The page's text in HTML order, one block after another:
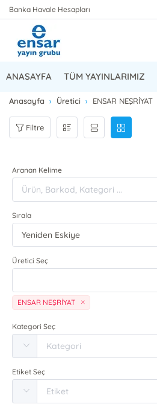
Banka Havale Hesapları
ANASAYFA TÜM YAYINLARIMIZ
Anasayfa Üretici ENSAR NEŞRİYAT
Filtre
Aranan Kelime
Sırala
Üretici Seç
ENSAR NEŞRİYAT
Kategori Seç
Etiket Seç